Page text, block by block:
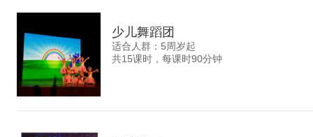
少儿舞蹈团
适合人群：5周岁起
共15课时，每课时90分钟